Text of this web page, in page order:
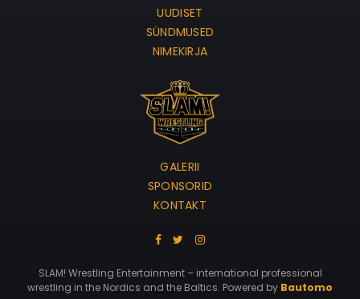
UUDISET
SÜNDMUSED
NIMEKIRJA
GALERII
SPONSORID
KONTAKT
SLAM! Wrestling Entertainment – international professional
wrestling in the Nordics and the Baltics. Powered by Bautomo